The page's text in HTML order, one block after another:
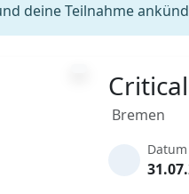
deine Teilnahme
Bremen
Datum